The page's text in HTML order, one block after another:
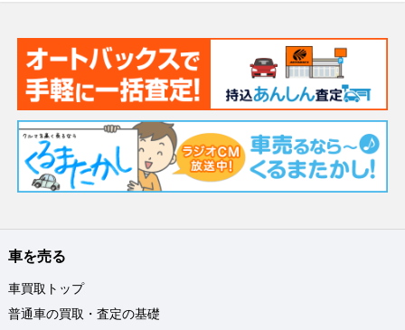
車を売る
車買取トップ
普通車の買取・査定の基礎